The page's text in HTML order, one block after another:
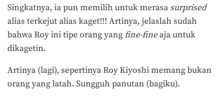
Singkatnya, ia pun memilih untuk merasa surprised
alias terkejut alias kaget!!! Artinya, jelaslah sudah
bahwa Roy ini tipe orang yangfine-fineaja untuk
dikagetin.
Artinya (lagi), sepertinya Roy Kiyoshi memang bukan
orang yang latah. Sungguh panutan (bagiku).